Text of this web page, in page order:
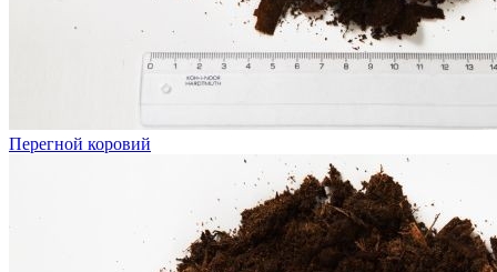
Перегной коровий